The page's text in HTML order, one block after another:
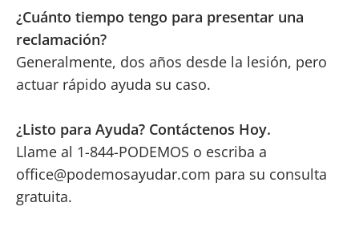
¿Cuánto tiempo tengo para presentar una
reclamación?
Generalmente, dos años desde la lesión, pero
actuar rápido ayuda su caso.
¿Listo para Ayuda? Contáctenos Hoy.
Llame al 1-844-PODEMOS o escriba a
office@podemosayudar.com para su consulta
gratuita.